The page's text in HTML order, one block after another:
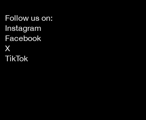
Follow us on:
Instagram
Facebook
X
TikTok